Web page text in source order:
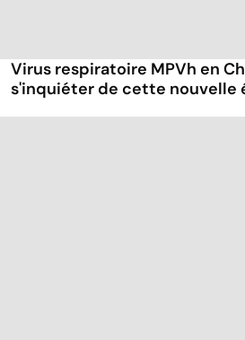
Virus respiratoire MPVh en
s'inquiéter de cette nouvelle